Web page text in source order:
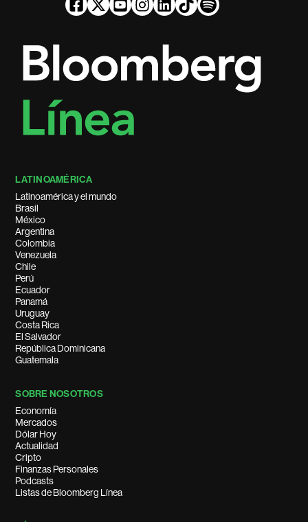
LATINOAMÉRICA
Latinoamérica y el mundo
Brasil
México
Argentina
Colombia
Venezuela
Chile
Perú
Ecuador
Panamá
Uruguay
Costa Rica
El Salvador
República Dominicana
Guatemala
SOBRE NOSOTROS
Economía
Mercados
Dólar Hoy
Actualidad
Cripto
Finanzas Personales
Podcasts
Listas de Bloomberg Línea